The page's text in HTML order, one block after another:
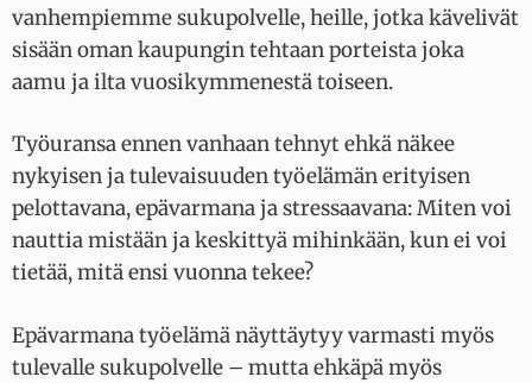
vanhempiemme sukupolvelle, heille, jotka kävelivät
sisään oman kaupungin tehtaan porteista joka
aamu ja ilta vuosikymmenestä toiseen.
Työuransa ennen vanhaan tehnyt ehkä näkee
nykyisen ja tulevaisuuden työelämän erityisen
pelottavana, epävarmana ja stressaavana: Miten voi
nauttia mistään ja keskittyä mihinkään, kun ei voi
tietää, mitä ensi vuonna tekee?
Epävarmana työelämä näyttäytyy varmasti myös
tulevalle sukupolvelle – mutta ehkäpä myös